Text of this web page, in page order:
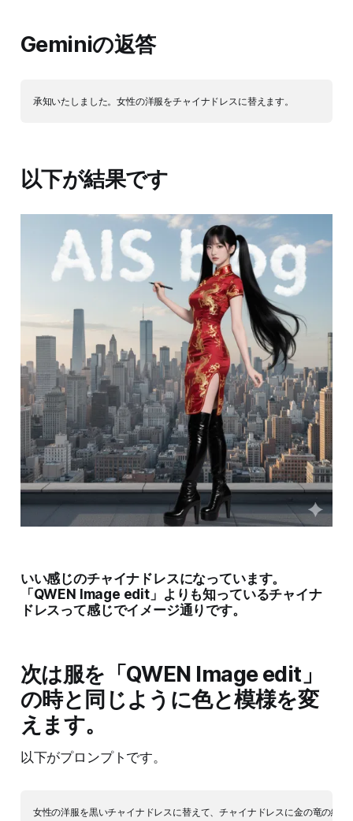
Geminiの返答
以下が結果です
いい感じのチャイナドレスになっています。
「QWEN Image edit」よりも知っているチャイナ
ドレスって感じでイメージ通りです。
次は服を「QWEN Image edit」
の時と同じように色と模様を変
えます。
以下がプロンプトです。